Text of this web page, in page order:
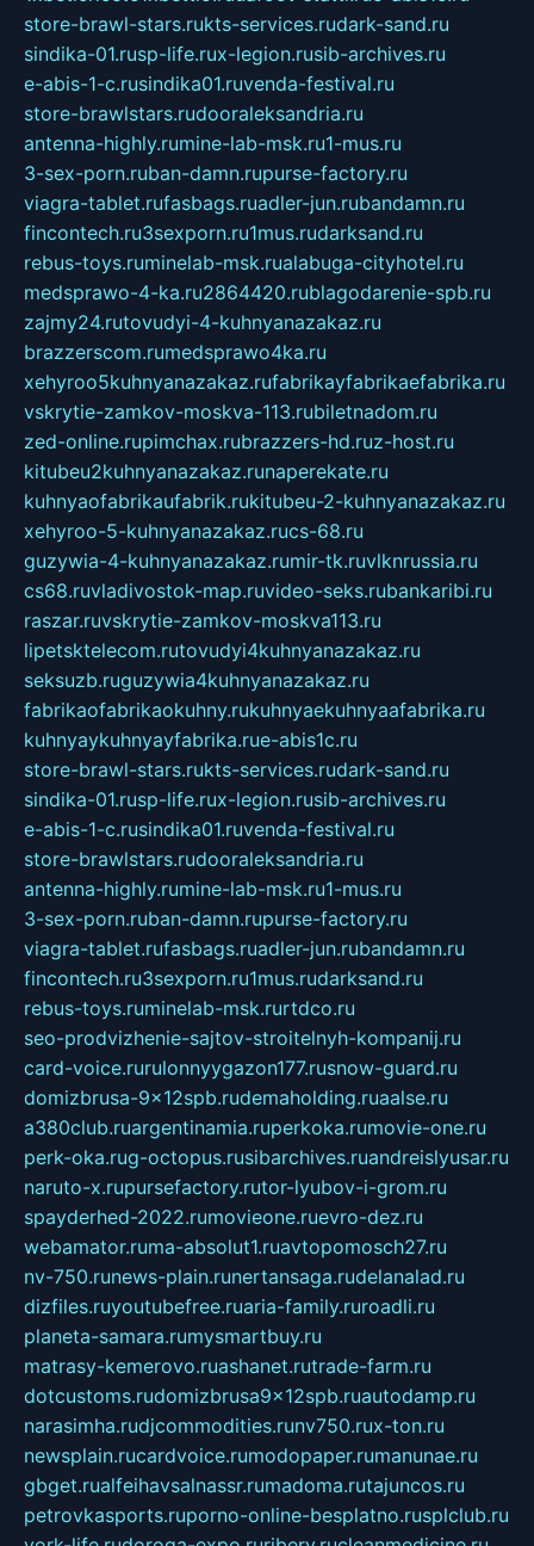
store-brawl-stars.rukts-services.rudark-sand.ru
sindika-01.rusp-life.rux-legion.rusib-archives.ru
e-abis-1-c.rusindika01.ruvenda-festival.ru
store-brawlstars.rudooraleksandria.ru
antenna-highly.rumine-lab-msk.ru1-mus.ru
3-sex-porn.ruban-damn.rupurse-factory.ru
viagra-tablet.rufasbags.ruadler-jun.rubandamn.ru
fincontech.ru3sexporn.ru1mus.rudarksand.ru
rebus-toys.ruminelab-msk.rualabuga-cityhotel.ru
medsprawo-4-ka.ru2864420.rublagodarenie-spb.ru
zajmy24.rutovudyi-4-kuhnyanazakaz.ru
brazzerscom.rumedsprawo4ka.ru
xehyroo5kuhnyanazakaz.rufabrikayfabrikaefabrika.ru
vskrytie-zamkov-moskva-113.rubiletnadom.ru
zed-online.rupimchax.rubrazzers-hd.ruz-host.ru
kitubeu2kuhnyanazakaz.runaperekate.ru
kuhnyaofabrikaufabrik.rukitubeu-2-kuhnyanazakaz.ru
xehyroo-5-kuhnyanazakaz.rucs-68.ru
guzywia-4-kuhnyanazakaz.rumir-tk.ruvlknrussia.ru
cs68.ruvladivostok-map.ruvideo-seks.rubankaribi.ru
raszar.ruvskrytie-zamkov-moskva113.ru
lipetsktelecom.rutovudyi4kuhnyanazakaz.ru
seksuzb.ruguzywia4kuhnyanazakaz.ru
fabrikaofabrikaokuhny.rukuhnyaekuhnyaafabrika.ru
kuhnyaykuhnyayfabrika.rue-abis1c.ru
store-brawl-stars.rukts-services.rudark-sand.ru
sindika-01.rusp-life.rux-legion.rusib-archives.ru
e-abis-1-c.rusindika01.ruvenda-festival.ru
store-brawlstars.rudooraleksandria.ru
antenna-highly.rumine-lab-msk.ru1-mus.ru
3-sex-porn.ruban-damn.rupurse-factory.ru
viagra-tablet.rufasbags.ruadler-jun.rubandamn.ru
fincontech.ru3sexporn.ru1mus.rudarksand.ru
rebus-toys.ruminelab-msk.rurtdco.ru
seo-prodvizhenie-sajtov-stroitelnyh-kompanij.ru
card-voice.rurulonnyygazon177.rusnow-guard.ru
domizbrusa-9x12spb.rudemaholding.ruaalse.ru
a380club.ruargentinamia.ruperkoka.rumovie-one.ru
perk-oka.rug-octopus.rusibarchives.ruandreislyusar.ru
naruto-x.rupursefactory.rutor-lyubov-i-grom.ru
spayderhed-2022.rumovieone.ruevro-dez.ru
webamator.ruma-absolut1.ruavtopomosch27.ru
nv-750.runews-plain.runertansaga.rudelanalad.ru
dizfiles.ruyoutubefree.ruaria-family.ruroadli.ru
planeta-samara.rumysmartbuy.ru
matrasy-kemerovo.ruashanet.rutrade-farm.ru
dotcustoms.rudomizbrusa9x12spb.ruautodamp.ru
narasimha.rudjcommodities.runv750.rux-ton.ru
newsplain.rucardvoice.rumodopaper.rumanunae.ru
gbget.rualfeihavsalnassr.rumadoma.rutajuncos.ru
petrovkasports.ruporno-online-besplatno.rusplclub.ru